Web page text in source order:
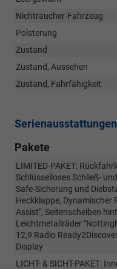
Nichtraucher-Fahrzeug
Polsterung
Zustand
Zustand, Aussehen
Zustand, Fahrfähigkeit
Serienausstattungen
Pakete
LIMITED-PAKET:
Schlüsselloses Schließ-
Safe-Sicherung und
Heckklappe,
Assist", Seitenscheiben
Leichtmetallräder
12,9 Radio
Display
LICHT- & SICHT-PAKET: